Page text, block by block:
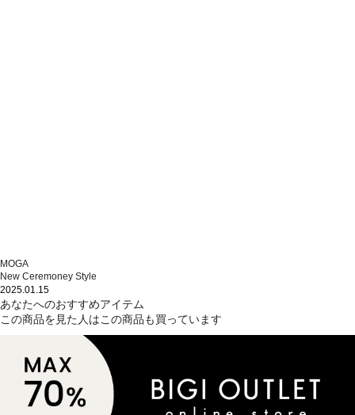
MOGA
New Ceremoney Style
2025.01.15
あなたへのおすすめアイテム
この商品を見た人はこの商品も買っています